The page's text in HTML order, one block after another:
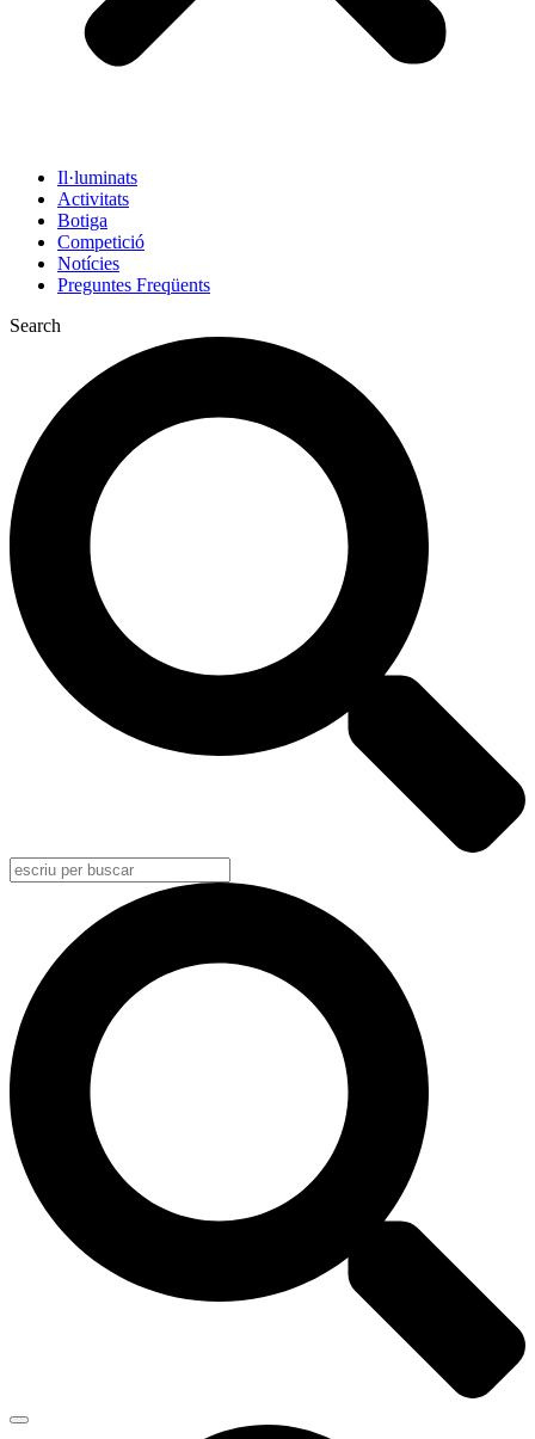
Il·luminats
Activitats
Botiga
Competició
Notícies
Preguntes Freqüents
Search